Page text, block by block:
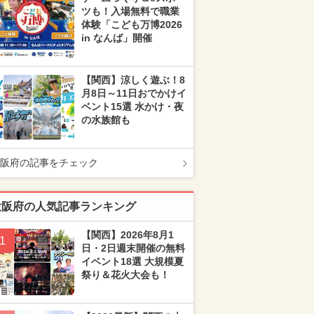
ツも！入場無料で職業
体験「こども万博2026
in なんば」開催
【関西】涼しく遊ぶ！8
月8日～11日おでかけイ
ベント15選 水かけ・夜
の水族館も
府の記事をチェック
府の人気記事ランキング
1
【関西】2026年8月1
日・2日週末開催の無料
イベント18選 大規模夏
祭り＆花火大会も！